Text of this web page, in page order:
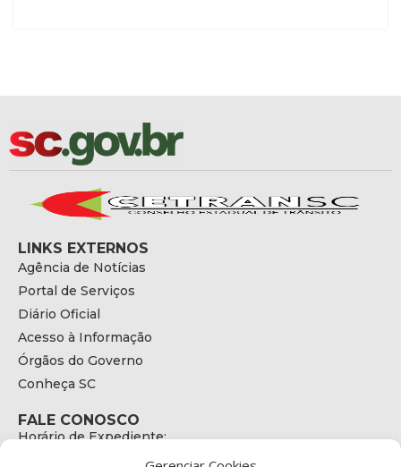
LINKS EXTERNOS
Agência de Notícias
Portal de Serviços
Diário Oficial
Acesso à Informação
Órgãos do Governo
Conheça SC
FALE CONOSCO
Horário de Expediente: